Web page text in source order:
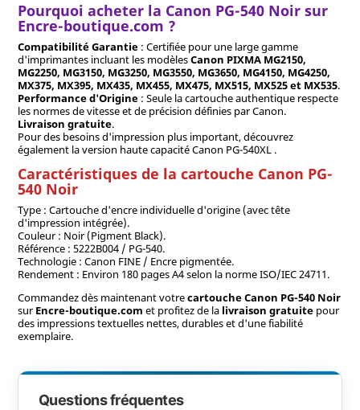
Pourquoi acheter la Canon PG-540 Noir sur
Encre-boutique.com ?
Compatibilité Garantie: Certifiée pour une large gamme
d'imprimantes incluant les modèlesCanon PIXMA MG2150,
MG2250, MG3150, MG3250, MG3550, MG3650, MG4150, MG4250,
MX375, MX395, MX435, MX455, MX475, MX515, MX525 et MX535.
Performance d'Origine: Seule la cartouche authentique respecte
les normes de vitesse et de précision définies par Canon.
Livraison gratuite.
Pour des besoins d'impression plus important, découvrez
également la version haute capacité Canon PG-540XL .
Caractéristiques de la cartouche Canon PG-
540 Noir
Type : Cartouche d'encre individuelle d'origine (avec tête
d'impression intégrée).
Couleur : Noir (Pigment Black).
Référence : 5222B004 / PG-540.
Technologie : Canon FINE / Encre pigmentée.
Rendement : Environ 180 pages A4 selon la norme ISO/IEC 24711.
Commandez dès maintenant votrecartouche Canon PG-540 Noir
surEncre-boutique.com et profitez de la livraison gratuitepour
des impressions textuelles nettes, durables et d'une fiabilité
exemplaire.
Questions fréquentes